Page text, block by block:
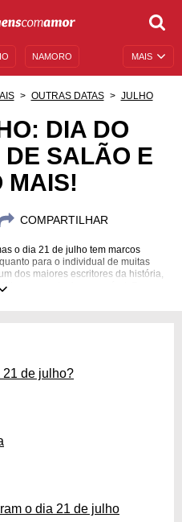
MAIS
NAMORO
DE ANIVERSÁRIO
BÍBLIA
OUTRAS DATAS JULHO
DIA DO
SALÃO E
MAIS!
COMPARTILHAR
o dia 21 de julho tem marcos
para o individual de muitas
dos maiores escritores da história,
um ator inesquecível. Para os
data, além de obter mensagens
se!
21 de julho?
o dia 21 de julho